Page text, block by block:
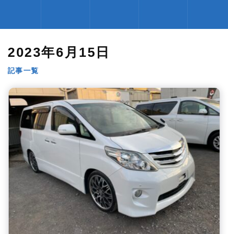
2023年6月15日
記事一覧